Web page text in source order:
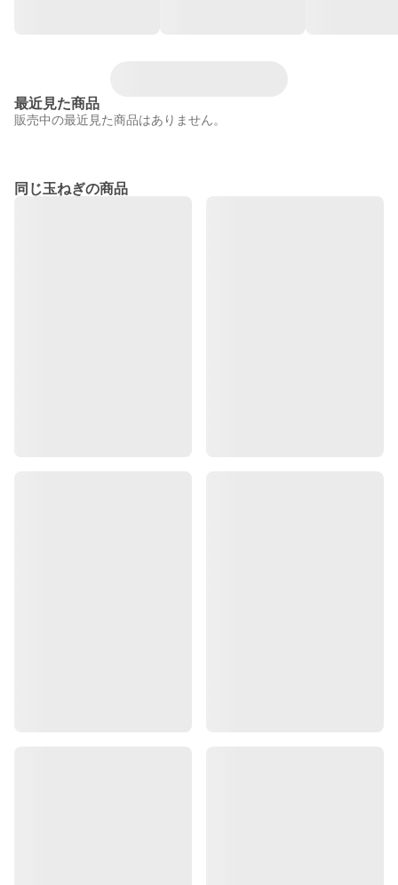
最近見た商品
販売中の最近見た商品はありません。
同じ玉ねぎの商品